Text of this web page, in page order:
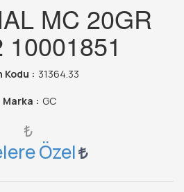
MC 20GR
10001851
Kodu : 31364.33
Marka : GC
₺
Özel